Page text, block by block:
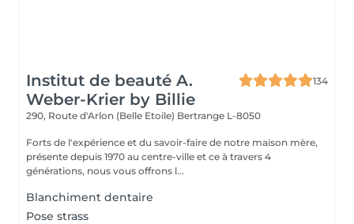
Institut de beauté A.
Weber-Krier by Billie
134
290, Route d'Arlon (Belle Etoile) Bertrange L-8050
Forts de l'expérience et du savoir-faire de notre maison mère,
présente depuis 1970 au centre-ville et ce à travers 4
générations, nous vous offrons l...
Blanchiment dentaire
Pose strass